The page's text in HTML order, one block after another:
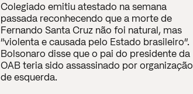
Colegiado emitiu atestado na semana
passada reconhecendo que a morte de
Fernando Santa Cruz não foi natural, mas
“violenta e causada pelo Estado brasileiro”.
Bolsonaro disse que o pai do presidente da
OAB teria sido assassinado por organização
de esquerda.